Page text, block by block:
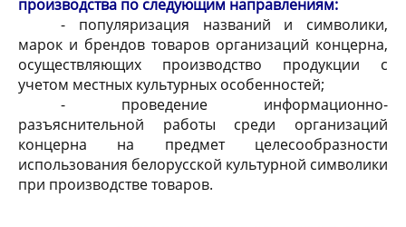
производства по следующим направлениям:
- популяризация названий и символики,
марок и брендов товаров организаций концерна,
осуществляющих производство продукции с
учетом местных культурных особенностей;
- проведение информационно-
разъяснительной работы среди организаций
концерна на предмет целесообразности
использования белорусской культурной символики
при производстве товаров.